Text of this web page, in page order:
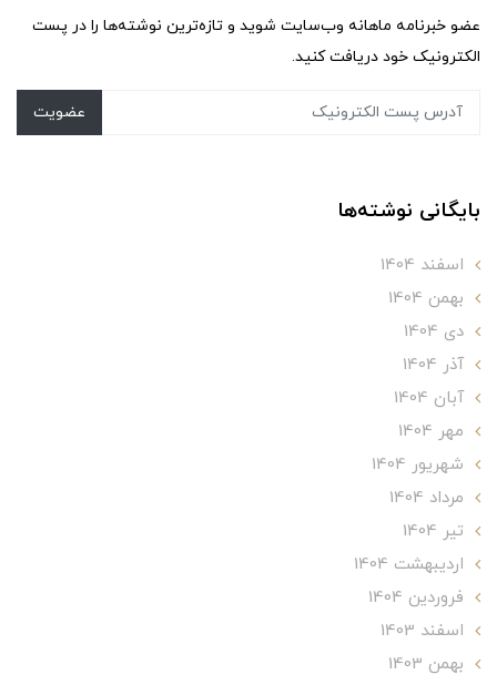
عضو خبرنامه ماهانه وب‌سایت شوید و تازه‌ترین نوشته‌ها را در پست
الکترونیک خود دریافت کنید.
عضویت
بایگانی نوشته‌ها
اسفند 1404
بهمن 1404
دی 1404
آذر 1404
آبان 1404
مهر 1404
شهریور 1404
مرداد 1404
تير 1404
ارديبهشت 1404
فروردین 1404
اسفند 1403
بهمن 1403